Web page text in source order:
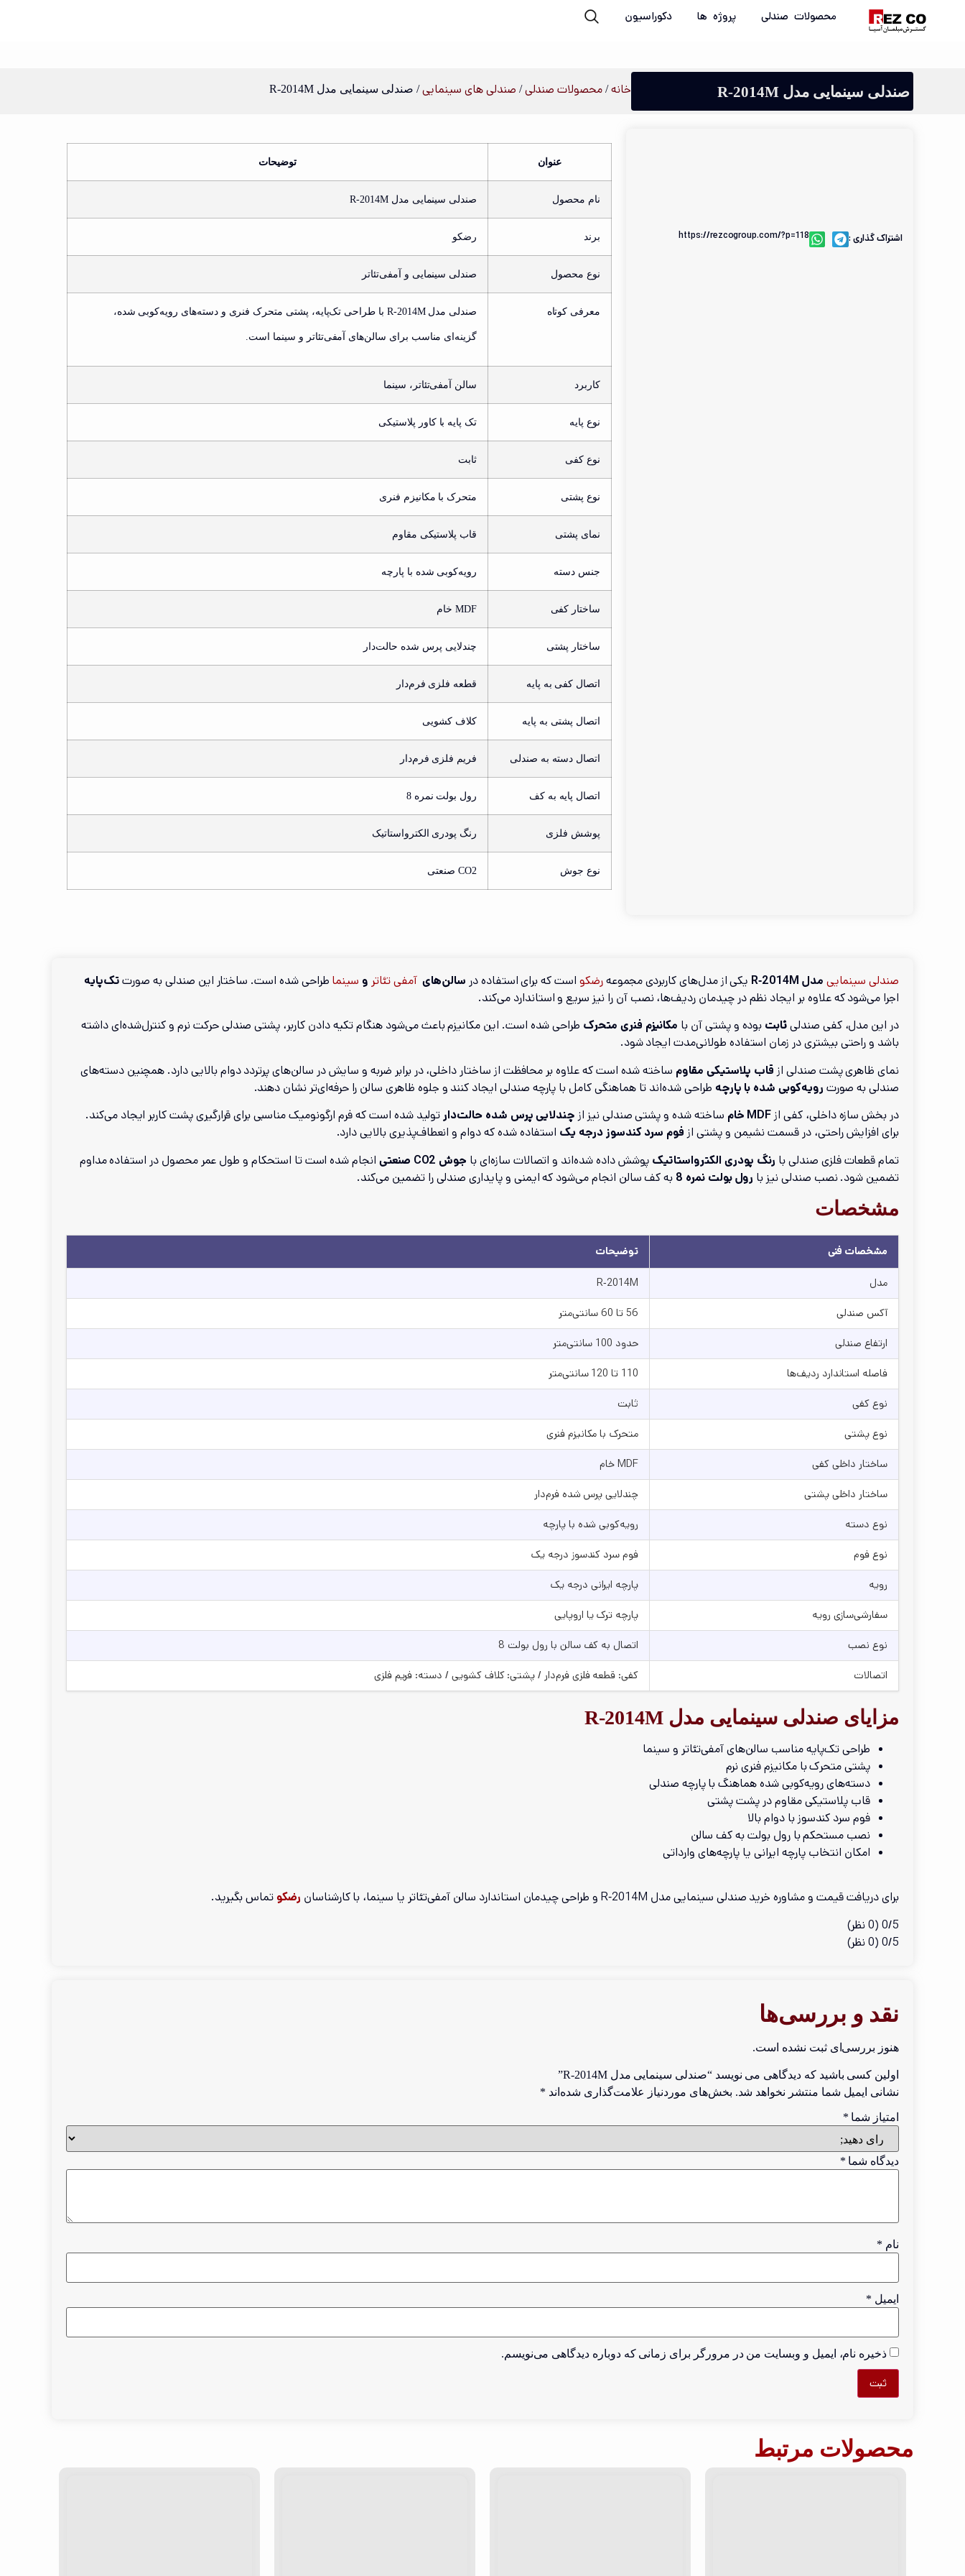
محصولات صندلی پروژه ها دکوراسیون
صندلی سینمایی مدل R-2014M خانه/محصولات صندلی/ صندلی های سینمایی/ صندلی سینمایی مدل R-2014M
اشتراک گذاری : https://rezcogroup.com/?p=118
عنوان توضیحات
نام محصول صندلی سینمایی مدل R‑2014M
برند رضکو
نوع محصول صندلی سینمایی و آمفی‌تئاتر
معرفی کوتاه صندلی مدل R‑2014M با طراحی تک‌پایه، پشتی متحرک فنری و دسته‌های رویه‌کوبی شده،
گزینه‌ای مناسب برای سالن‌های آمفی‌تئاتر و سینما است.
کاربرد سالن آمفی‌تئاتر، سینما
نوع پایه تک پایه با کاور پلاستیکی
نوع کفی ثابت
نوع پشتی متحرک با مکانیزم فنری
نمای پشتی قاب پلاستیکی مقاوم
جنس دسته رویه‌کوبی شده با پارچه
ساختار کفی MDF خام
ساختار پشتی چندلایی پرس شده حالت‌دار
اتصال کفی به پایه قطعه فلزی فرم‌دار
اتصال پشتی به پایه کلاف کشویی
اتصال دسته به صندلی فریم فلزی فرم‌دار
اتصال پایه به کف رول بولت نمره 8
پوشش فلزی رنگ پودری الکترواستاتیک
نوع جوش CO2 صنعتی
صندلی سینمایی مدل R‑2014M یکی از مدل‌های کاربردی مجموعهرضکو است که برای استفاده در سالن‌هایآمفی تئاتر و سینما طراحی شده است. ساختار این صندلی به صورتتک‌پایه
اجرا می‌شود که علاوه بر ایجاد نظم در چیدمان ردیف‌ها، نصب آن را نیز سریع و استاندارد می‌کند.
در این مدل، کفی صندلیثابت بوده و پشتی آن با مکانیزم فنری متحرک طراحی شده است. این مکانیزم باعث می‌شود هنگام تکیه دادن کاربر، پشتی صندلی حرکت نرم و کنترل‌شده‌ای داشته
باشد و راحتی بیشتری در زمان استفاده طولانی‌مدت ایجاد شود.
نمای ظاهری پشت صندلی از قاب پلاستیکی مقاوم ساخته شده است که علاوه بر محافظت از ساختار داخلی، در برابر ضربه و سایش در سالن‌های پرتردد دوام بالایی دارد. همچنین دسته‌های
صندلی به صورت رویه‌کوبی شده با پارچه طراحی شده‌اند تا هماهنگی کامل با پارچه صندلی ایجاد کنند و جلوه ظاهری سالن را حرفه‌ای‌تر نشان دهند.
در بخش سازه داخلی، کفی از MDF خام ساخته شده و پشتی صندلی نیز از چندلایی پرس شده حالت‌دارتولید شده است که فرم ارگونومیک مناسبی برای قرارگیری پشت کاربر ایجاد می‌کند.
برای افزایش راحتی، در قسمت نشیمن و پشتی از فوم سرد کندسوز درجه یک استفاده شده که دوام و انعطاف‌پذیری بالایی دارد.
تمام قطعات فلزی صندلی با رنگ پودری الکترواستاتیک پوشش داده شده‌اند و اتصالات سازه‌ای با جوش CO2 صنعتی
انجام شده است تا استحکام و طول عمر محصول در استفاده مداوم
تضمین شود. نصب صندلی نیز با رول بولت نمره 8 به کف سالن انجام می‌شود که ایمنی و پایداری صندلی را تضمین می‌کند.
مشخصات
مشخصات فنی توضیحات
مدل R‑2014M
آکس صندلی 56 تا 60 سانتی‌متر
ارتفاع صندلی حدود 100 سانتی‌متر
فاصله استاندارد ردیف‌ها 110 تا 120 سانتی‌متر
نوع کفی ثابت
نوع پشتی متحرک با مکانیزم فنری
ساختار داخلی کفی MDF خام
ساختار داخلی پشتی چندلایی پرس شده فرم‌دار
نوع دسته رویه‌کوبی شده با پارچه
نوع فوم فوم سرد کندسوز درجه یک
رویه پارچه ایرانی درجه یک
سفارشی‌سازی رویه پارچه ترک یا اروپایی
نوع نصب اتصال به کف سالن با رول بولت 8
اتصالات کفی: قطعه فلزی فرم‌دار / پشتی: کلاف کشویی / دسته: فریم فلزی
مزایای صندلی سینمایی مدل R-2014M
طراحی تک‌پایه مناسب سالن‌های آمفی‌تئاتر و سینما
پشتی متحرک با مکانیزم فنری نرم
دسته‌های رویه‌کوبی شده هماهنگ با پارچه صندلی
قاب پلاستیکی مقاوم در پشت پشتی
فوم سرد کندسوز با دوام بالا
نصب مستحکم با رول بولت به کف سالن
امکان انتخاب پارچه ایرانی یا پارچه‌های وارداتی
برای دریافت قیمت و مشاوره خرید صندلی سینمایی مدل R‑2014M و طراحی چیدمان استاندارد سالن آمفی‌تئاتر یا سینما، با کارشناسان رضکو تماس بگیرید.
0/5 (0 نظر)
0/5 (0 نظر)
نقد و بررسی‌ها
هنوز بررسی‌ای ثبت نشده است.
اولین کسی باشید که دیدگاهی می نویسد “صندلی سینمایی مدل R-2014M”
نشانی ایمیل شما منتشر نخواهد شد. بخش‌های موردنیاز علامت‌گذاری شده‌اند *
امتیاز شما *
دیدگاه شما *
نام *
ایمیل *
ذخیره نام، ایمیل و وبسایت من در مرورگر برای زمانی که دوباره دیدگاهی می‌نویسم.
محصولات مرتبط